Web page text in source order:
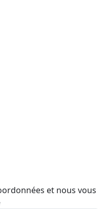
et nous vous